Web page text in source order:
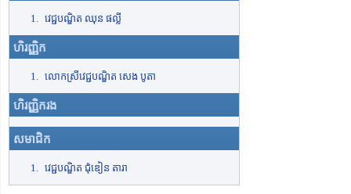
វេជ្ជបណ្ឌិត ឈុន ផល្លី
ហិរញ្ញិក
លោកស្រីវេជ្ជបណ្ឌិត សេង បូតា
ហិរញ្ញិករង
សមាជិក
វេជ្ជបណ្ឌិត ជុំឌៀន តារា